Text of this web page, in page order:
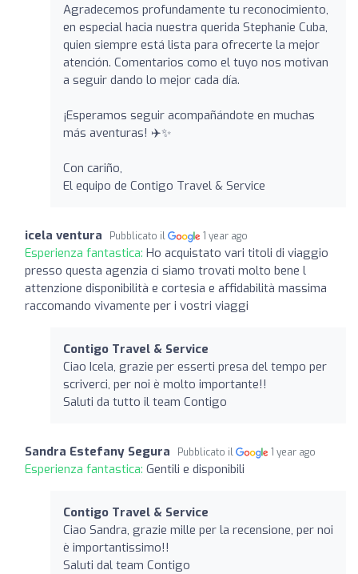
Agradecemos profundamente tu reconocimiento,
en especial hacia nuestra querida Stephanie Cuba,
quien siempre está lista para ofrecerte la mejor
atención. Comentarios como el tuyo nos motivan
a seguir dando lo mejor cada día.
¡Esperamos seguir acompañándote en muchas
más aventuras! ✈️✨
Con cariño,
El equipo de Contigo Travel & Service
icela ventura Pubblicato il 1 year ago
Esperienza fantastica: Ho acquistato vari titoli di viaggio
presso questa agenzia ci siamo trovati molto bene l
attenzione disponibilità e cortesia e affidabilità massima
raccomando vivamente per i vostri viaggi
Contigo Travel & Service
Ciao Icela, grazie per esserti presa del tempo per
scriverci, per noi è molto importante!!
Saluti da tutto il team Contigo
Sandra Estefany Segura Pubblicato il 1 year ago
Esperienza fantastica: Gentili e disponibili
Contigo Travel & Service
Ciao Sandra, grazie mille per la recensione, per noi
è importantissimo!!
Saluti dal team Contigo